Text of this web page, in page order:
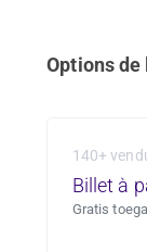
Options
140+
Billet à
Gratis